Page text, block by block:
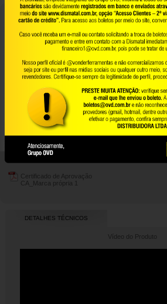
Conteúdo da Embalagem:
1 Par de sapatos.
Sapato fechado na parte do calcanhar e na parte
polimérico e impermeável. Conta com palmilha interna
escorregamento em piso cerâmico com solução de
solução de glicerol.
Certificados:
Indicado para a proteção dos pés do usuário contra
abrasivos e escoriantes e umidade proveniente de
utilizar o sapato em operações contra incêndio e
Garantia legal: 90 dias
Certificado de Aprovação
CA_Marca própria 1
DETALHES TÉCNICOS
Vídeo do Produto